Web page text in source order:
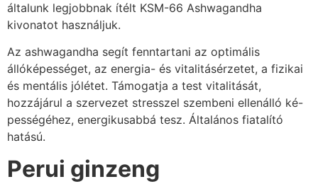
általunk legjobbnak ítélt KSM-66 Ashwagandha
kivonatot használjuk.
Az ashwagandha segít fenntartani az optimális
állóképességet, az energia- és vitalitásérzetet, a fizikai
és mentális jólétet. Támogatja a test vitalitását,
hozzájárul a szervezet stresszel szembeni ellenálló ké-
pességéhez, energikusabbá tesz. Általános fiatalító
hatású.
Perui ginzeng